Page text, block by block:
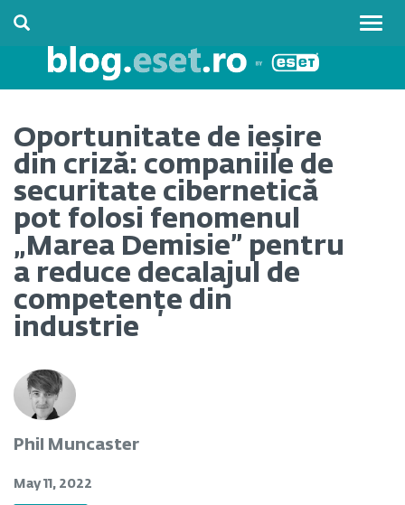
Oportunitate de ieșire
din criză: companiile de
securitate cibernetică
pot folosi fenomenul
„Marea Demisie” pentru
a reduce decalajul de
competențe din
industrie
Phil Muncaster
May 11, 2022